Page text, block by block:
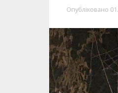
Опубліковано